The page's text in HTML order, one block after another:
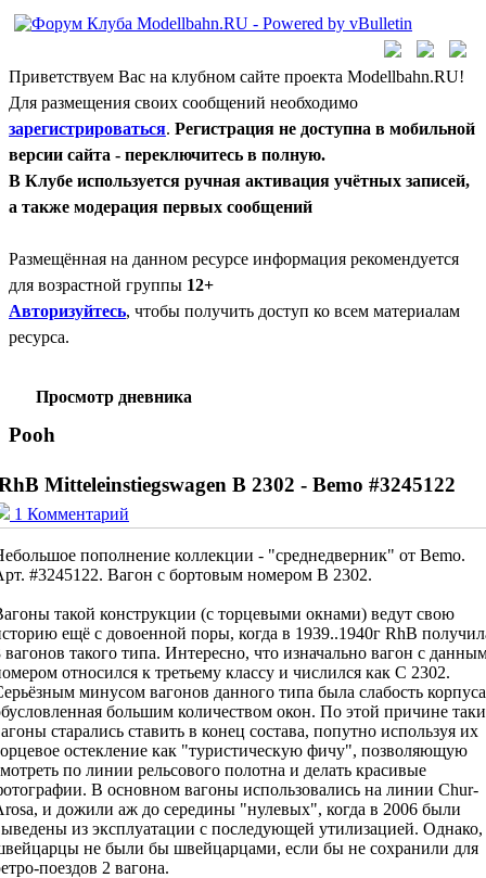
Приветствуем Вас на клубном сайте проекта Modellbahn.RU!
Для размещения своих сообщений необходимо
зарегистрироваться. Регистрация не доступна в мобильной
версии сайта - переключитесь в полную.
В Клубе используется ручная активация учётных записей,
а также модерация первых сообщений
Размещённая на данном ресурсе информация рекомендуется
для возрастной группы 12+
Авторизуйтесь, чтобы получить доступ ко всем материалам
ресурса.
Просмотр дневника
Pooh
Mitteleinstiegswagen B 2302 - Bemo #3245122
1 Комментарий
пополнение коллекции - "среднедверник" от Bemo.
#3245122. Вагон с бортовым номером B 2302.
такой конструкции (с торцевыми окнами) ведут свою
ещё с довоенной поры, когда в 1939..1940г RhB
вагонов такого типа. Интересно, что изначально вагон с
относился к третьему классу и числился как C 2302.
минусом вагонов данного типа была слабость
большим количеством окон. По этой причине
старались ставить в конец состава, попутно используя их
остекление как "туристическую фичу", позволяющую
по линии рельсового полотна и делать красивые
В основном вагоны использовались на линии Chur-
и дожили аж до середины "нулевых", когда в 2006 были
из эксплуатации с последующей утилизацией. Однако,
не были бы швейцарцами, если бы не сохранили для
поездов 2 вагона.